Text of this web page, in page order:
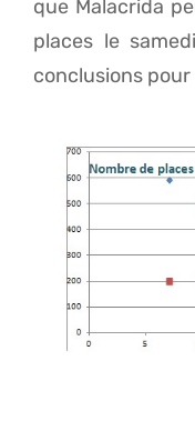
que Malacrida
places le
conclusions pour